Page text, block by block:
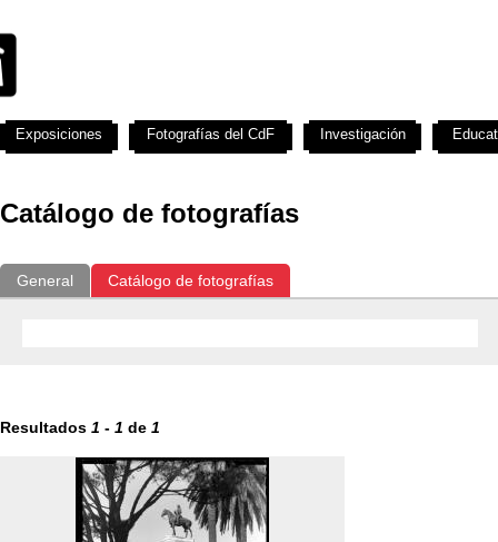
Catálogo de fotografías
General Catálogo de fotografías
Resultados 1 - 1 de 1
Exposiciones Fotografías del CdF Investigación